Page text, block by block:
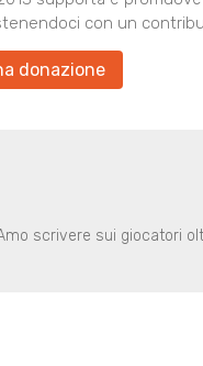
con un
donazione
scrivere sui giocatori